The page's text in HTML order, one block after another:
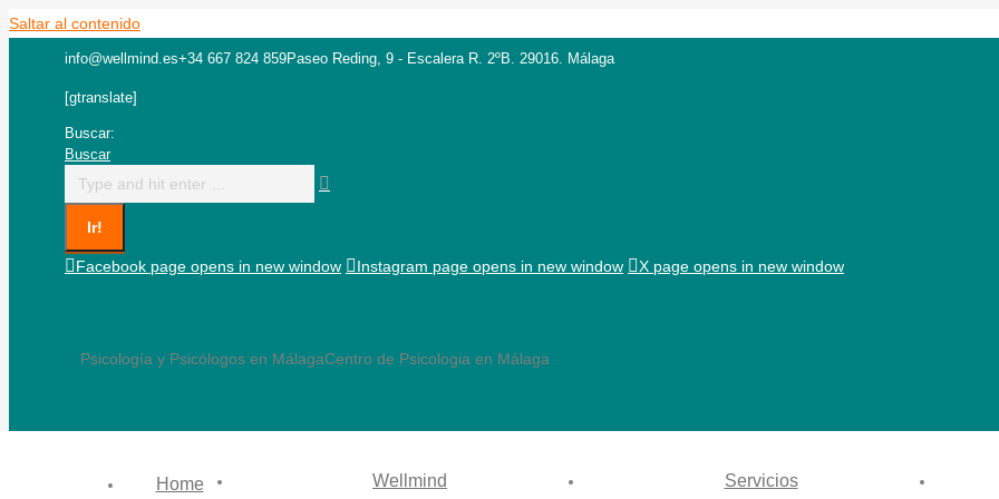
Saltar al contenido
info@wellmind.es+34 667 824 859Paseo Reding, 9 - Escalera R. 2ºB. 29016. Málaga
[gtranslate]
Buscar:
Buscar
Facebook page opens in new window Instagram page opens in new window X page opens in new window
Psicología y Psicólogos en MálagaCentro de Psicologia en Málaga
Home Wellmind Servicios